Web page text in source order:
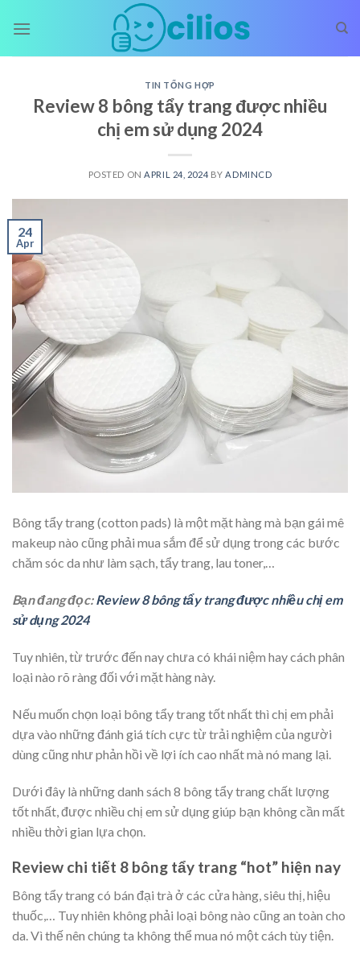
TIN TỔNG HỢP
Review 8 bông tẩy trang được nhiều
chị em sử dụng 2024
POSTED ON APRIL 24, 2024 BY ADMINCD
24
Apr
Bông tẩy trang (cotton pads) là một mặt hàng mà bạn gái mê
makeup nào cũng phải mua sắm để sử dụng trong các bước
chăm sóc da như làm sạch, tẩy trang, lau toner,…
Bạn đang đọc:Review 8 bông tẩy trang được nhiều chị em
sử dụng 2024
Tuy nhiên, từ trước đến nay chưa có khái niệm hay cách phân
loại nào rõ ràng đối với mặt hàng này.
Nếu muốn chọn loại bông tẩy trang tốt nhất thì chị em phải
dựa vào những đánh giá tích cực từ trải nghiệm của người
dùng cũng như phản hồi về lợi ích cao nhất mà nó mang lại.
Dưới đây là những danh sách 8 bông tẩy trang chất lượng
tốt nhất, được nhiều chị em sử dụng giúp bạn không cần mất
nhiều thời gian lựa chọn.
Review chi tiết 8 bông tẩy trang “hot” hiện nay
Bông tẩy trang có bán đại trà ở các cửa hàng, siêu thị, hiệu
thuốc,… Tuy nhiên không phải loại bông nào cũng an toàn cho
da. Vì thế nên chúng ta không thể mua nó một cách tùy tiện.